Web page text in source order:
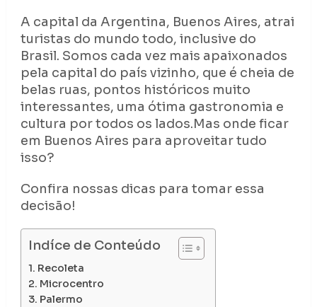
A capital da Argentina, Buenos Aires, atrai
turistas do mundo todo, inclusive do
Brasil. Somos cada vez mais apaixonados
pela capital do país vizinho, que é cheia de
belas ruas, pontos históricos muito
interessantes, uma ótima gastronomia e
cultura por todos os lados.Mas onde ficar
em Buenos Aires para aproveitar tudo
isso?
Confira nossas dicas para tomar essa
decisão!
Indíce de Conteúdo
Recoleta
Microcentro
Palermo